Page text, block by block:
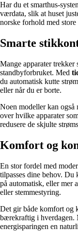
Har du et smarthus-
værdata, slik at huset
norske forhold med
Smarte
Mange apparater trekker
standbyforbruket. Med
du automatisk kutte
eller når du er borte.
Noen modeller kan
over hvilke apparater
redusere de skjulte
Komfort og
En stor fordel med
tilpasses dine behov. Du
på automatisk, eller mer
eller stemmestyring.
Det gir både komfort og
bærekraftig i hverdagen.
energisparingen en